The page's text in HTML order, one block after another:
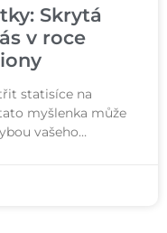
Skrytá
v roce
statisíce na
myšlenka může
vašeho…